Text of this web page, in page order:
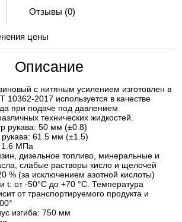
Отзывы (0)
цены
Описание
с нитяным усилением изготовлен в
10362-2017 используется в качестве
при подаче под давлением
технических жидкостей.
рукава: 50 мм (±0.8)
61.5 мм (±1.5)
1.6 МПа
дизельное топливо, минеральные и
слабые растворы кисло и щелочей
% (за исключением азотной кислоты)
t: от -50°С до +70 °С. Температура
от транспортируемого продукта и
изгиба: 750 мм